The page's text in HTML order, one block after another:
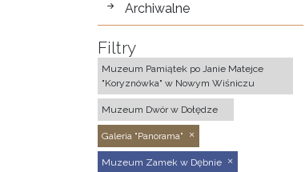
Archiwalne
Filtry
Muzeum Pamiątek po Janie Matejce
"Koryznówka" w Nowym Wiśniczu
Muzeum Dwór w Dołędze
Galeria "Panorama"
Muzeum Zamek w Dębnie